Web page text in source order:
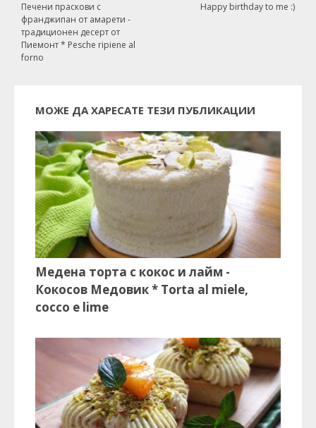
Happy birthday to me :)
Печени праскови с
франджипан от амарети -
традиционен десерт от
Пиемонт * Pesche ripiene al
forno
МОЖЕ ДА ХАРЕСАТЕ ТЕЗИ ПУБЛИКАЦИИ
Медена торта с кокос и лайм -
Кокосов Медовик * Torta al miele,
cocco e lime